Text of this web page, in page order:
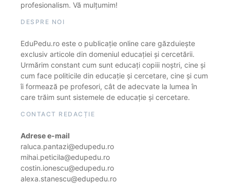
profesionalism. Vă mulțumim!
DESPRE NOI
EduPedu.ro este o publicație online care găzduiește
exclusiv articole din domeniul educației și cercetării.
Urmărim constant cum sunt educați copiii noștri, cine și
cum face politicile din educație și cercetare, cine și cum
îi formează pe profesori, cât de adecvate la lumea în
care trăim sunt sistemele de educație și cercetare.
CONTACT REDACȚIE
Adrese e-mail
raluca.pantazi@edupedu.ro
mihai.peticila@edupedu.ro
costin.ionescu@edupedu.ro
alexa.stanescu@edupedu.ro